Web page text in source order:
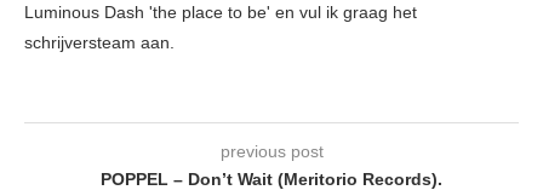
Luminous Dash 'the place to be' en vul ik graag het
schrijversteam aan.
previous post
POPPEL – Don’t Wait (Meritorio Records).